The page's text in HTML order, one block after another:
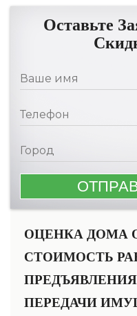
Оставьте
ОЦЕНКА ДОМА
СТОИМОСТЬ
ПЕРЕДАЧИ